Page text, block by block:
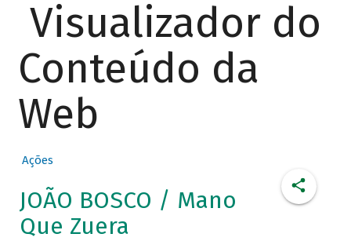
Visualizador do
Conteúdo da
Web
Ações
JOÃO BOSCO / Mano
Que Zuera